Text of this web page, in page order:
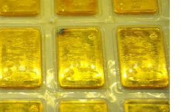
Sao Việt